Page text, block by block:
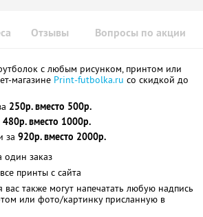
Отзывы Вопросы по акции
с любым рисунком, принтом или
магазине Print-futbolka.ru со скидкой до
250р. вместо 500р.
480р. вместо 1000р.
за 920р. вместо 2000р.
один заказ
принты с сайта
также могут напечатать любую надпись
или фото/картинку присланную в